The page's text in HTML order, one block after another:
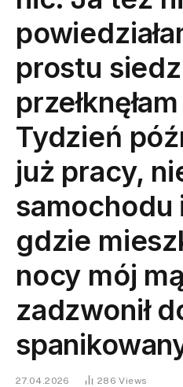
prostu
Tydzień
już pracy,
samochodu
gdzie
nocy mój
zadzwonił
27.04.2026 286Views